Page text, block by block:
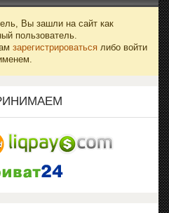
Вы зашли на сайт как
пользователь.
зарегистрироваться либо войти